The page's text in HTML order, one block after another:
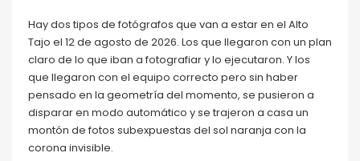
Hay dos tipos de fotógrafos que van a estar en el Alto
Tajo el 12 de agosto de 2026. Los que llegaron con un plan
claro de lo que iban a fotografiar y lo ejecutaron. Y los
que llegaron con el equipo correcto pero sin haber
pensado en la geometría del momento, se pusieron a
disparar en modo automático y se trajeron a casa un
montón de fotos subexpuestas del sol naranja con la
corona invisible.